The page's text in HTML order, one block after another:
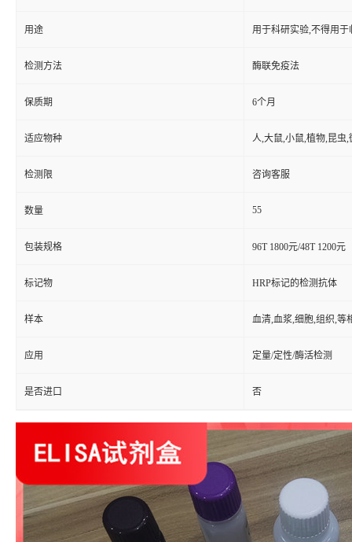
用途 用于科研实验,不得用于
检测方法 酶联免疫法
保质期 6个月
适应物种 人,大鼠,小鼠,植物,昆虫,
检测限 咨询客服
数量 55
包装规格 96T 1800元/48T 1200元
标记物 HRP标记的检测抗体
样本 血清,血浆,细胞,组织,等
应用 定量/定性/酶活检测
是否进口 否